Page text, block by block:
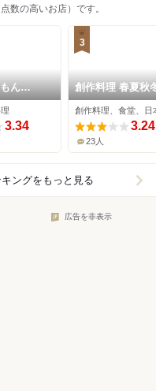
数の高いお店）です。
ん
庵
3.34
3
創作料理 春夏秋
創作料理、食堂、日
3.24
23人
ングをもっと見る
広告を非表示